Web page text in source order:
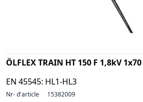
ÖLFLEX TRAIN HT 150 F 1,8kV 1x70
EN 45545: HL1-HL3
Nr- d'article 15382009